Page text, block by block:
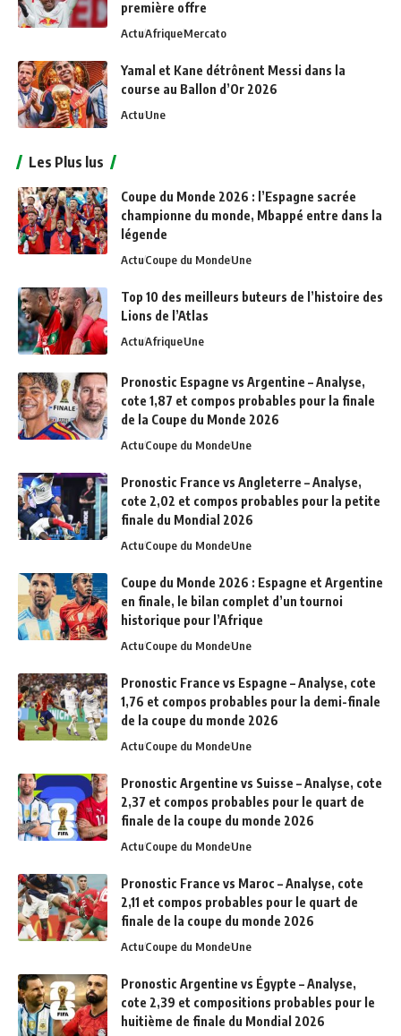
première offre
ActuAfriqueMercato
Yamal et Kane détrônent Messi dans la
course au Ballon d’Or 2026
ActuUne
Les Plus lus
Coupe du Monde 2026 : l’Espagne sacrée
championne du monde, Mbappé entre dans la
légende
ActuCoupe du MondeUne
Top 10 des meilleurs buteurs de l’histoire des
Lions de l’Atlas
ActuAfriqueUne
Pronostic Espagne vs Argentine – Analyse,
cote 1,87 et compos probables pour la finale
de la Coupe du Monde 2026
ActuCoupe du MondeUne
Pronostic France vs Angleterre – Analyse,
cote 2,02 et compos probables pour la petite
finale du Mondial 2026
ActuCoupe du MondeUne
Coupe du Monde 2026 : Espagne et Argentine
en finale, le bilan complet d’un tournoi
historique pour l’Afrique
ActuCoupe du MondeUne
Pronostic France vs Espagne – Analyse, cote
1,76 et compos probables pour la demi-finale
de la coupe du monde 2026
ActuCoupe du MondeUne
Pronostic Argentine vs Suisse – Analyse, cote
2,37 et compos probables pour le quart de
finale de la coupe du monde 2026
ActuCoupe du MondeUne
Pronostic France vs Maroc – Analyse, cote
2,11 et compos probables pour le quart de
finale de la coupe du monde 2026
ActuCoupe du MondeUne
Pronostic Argentine vs Égypte – Analyse,
cote 2,39 et compositions probables pour le
huitième de finale du Mondial 2026